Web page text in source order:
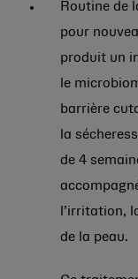
Routine de
pour
produit un
le
barrière
la
de 4
l’irritation,
de la peau.